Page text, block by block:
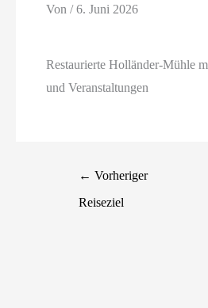
Von/6. Juni 2026
Restaurierte Holländer-Mühle
und Veranstaltungen
← Vorheriger
Reiseziel